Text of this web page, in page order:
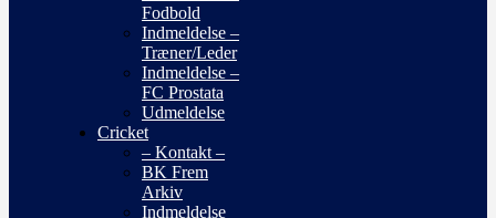
Fodbold
Indmeldelse –
Træner/Leder
Indmeldelse –
FC Prostata
Udmeldelse
Cricket
– Kontakt –
BK Frem
Arkiv
Indmeldelse